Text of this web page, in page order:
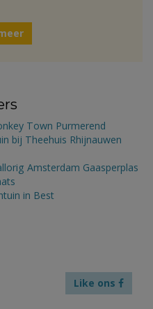
Town Purmerend
bij Theehuis Rhijnauwen
Amsterdam Gaasperplas
in Best
Like ons